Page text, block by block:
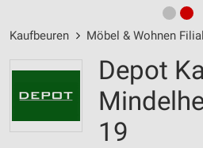
Kaufbeuren Möbel & Wohnen
Depot
19